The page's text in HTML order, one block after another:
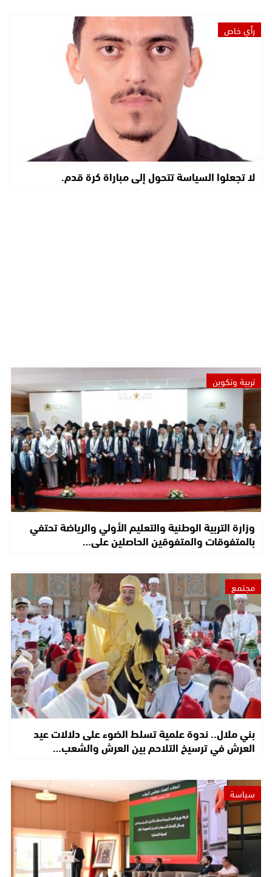
رأي خاص
لا تجعلوا السياسة تتحول إلى مباراة كرة قدم.
تربية وتكوين
وزارة التربية الوطنية والتعليم الأولي والرياضة تحتفي
بالمتفوقات والمتفوقين الحاصلين على…
مجتمع
بني ملال.. ندوة علمية تسلط الضوء على دلالات عيد
العرش في ترسيخ التلاحم بين العرش والشعب…
سياسة